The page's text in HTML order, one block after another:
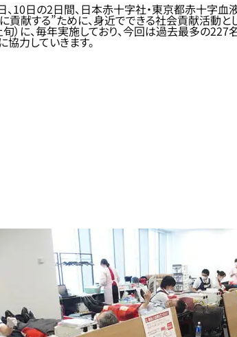
10日の2日間、日本赤十字社・東京都赤十字血
献する”ために、身近でできる社会貢献活動と
に、毎年実施しており、今回は過去最多の227
力していきます。